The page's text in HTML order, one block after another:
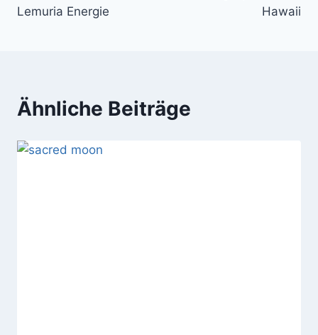
Lemuria Energie
Hawaii
Ähnliche Beiträge